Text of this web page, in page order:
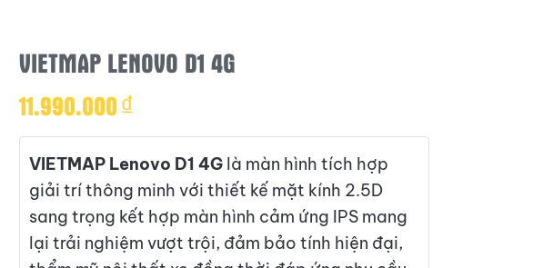
VIETMAP LENOVO D1 4G
11.990.000₫
VIETMAP Lenovo D1 4G là màn hình tích hợp
giải trí thông minh với thiết kế mặt kính 2.5D
sang trọng kết hợp màn hình cảm ứng IPS mang
lại trải nghiệm vượt trội, đảm bảo tính hiện đại,